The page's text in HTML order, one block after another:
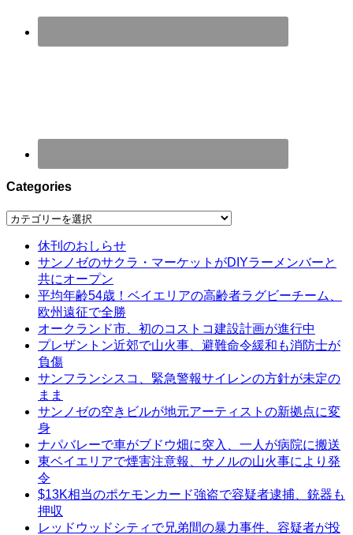
Categories
Categories
休刊のおしらせ
サンノゼのサクラ・マーケットがDIYラーメンバーと
共にオープン
平均年齢54歳！ベイエリアの高齢者ラグビーチーム、
欧州遠征で全勝
オークランド市、初のコストコ建設計画が進行中
プレザントン近郊で山火事、避難命令緩和も消防士が
負傷
サンフランシスコ、緊急警報サイレンの方針が未定の
まま
サンノゼの空きビルが地元アーティストの新拠点に変
身
ナパバレーで車がブドウ畑に突入、一人が病院に搬送
東ベイエリアで煙害注意報、サノルの山火事により発
令
$13K相当のポケモンカード強盗で容疑者逮捕、銃器も
押収
レッドウッドシティで兄弟間の暴力事件、容疑者が投